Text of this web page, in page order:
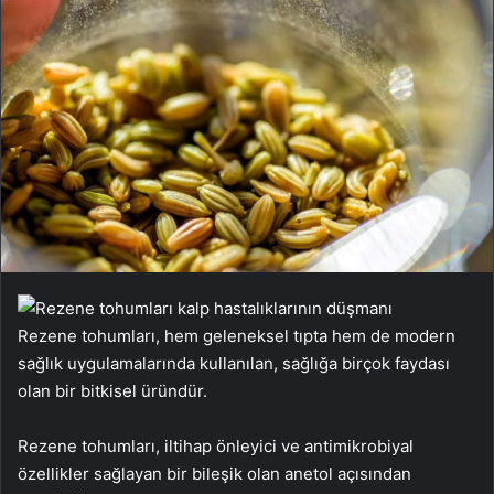
Rezene tohumları, hem geleneksel tıpta hem de modern
sağlık uygulamalarında kullanılan, sağlığa birçok faydası
olan bir bitkisel üründür.
Rezene tohumları, iltihap önleyici ve antimikrobiyal
özellikler sağlayan bir bileşik olan anetol açısından